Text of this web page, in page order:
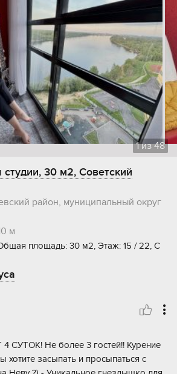
1из48
30 м2, Советский
район, муниципальный округ
м
площадь: 30 м2, Этаж: 15 / 22, С
4 СУТОК! Не более 3 гостей!! Курение
хотите засыпать и просыпаться с